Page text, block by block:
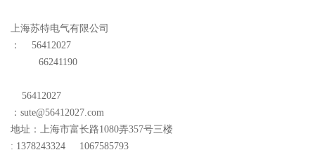
上海苏特电气有限公司
：
56412027
66241190
56412027
： sute@56412027.com
地址：上海市富长路1080弄357号三楼
: 1378243324 1067585793